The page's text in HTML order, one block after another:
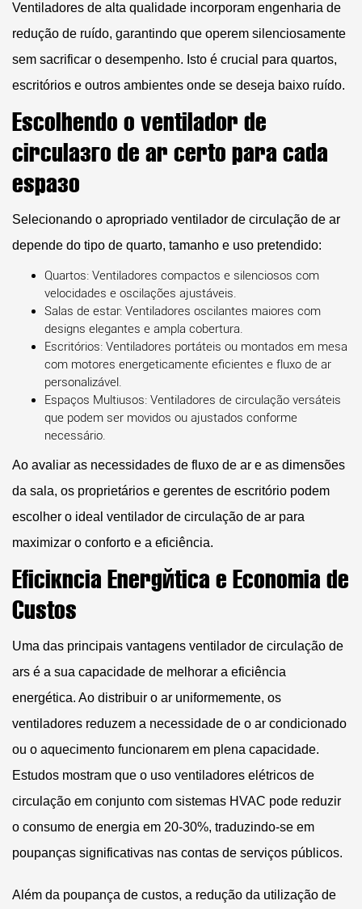
Ventiladores de alta qualidade incorporam engenharia de
redução de ruído, garantindo que operem silenciosamente
sem sacrificar o desempenho. Isto é crucial para quartos,
escritórios e outros ambientes onde se deseja baixo ruído.
Escolhendo o ventilador de
circulação de ar certo para cada
espaço
Selecionando o apropriado ventilador de circulação de ar
depende do tipo de quarto, tamanho e uso pretendido:
Quartos: Ventiladores compactos e silenciosos com
velocidades e oscilações ajustáveis.
Salas de estar: Ventiladores oscilantes maiores com
designs elegantes e ampla cobertura.
Escritórios: Ventiladores portáteis ou montados em mesa
com motores energeticamente eficientes e fluxo de ar
personalizável.
Espaços Multiusos: Ventiladores de circulação versáteis
que podem ser movidos ou ajustados conforme
necessário.
Ao avaliar as necessidades de fluxo de ar e as dimensões
da sala, os proprietários e gerentes de escritório podem
escolher o ideal ventilador de circulação de ar para
maximizar o conforto e a eficiência.
Eficiência Energética e Economia de
Custos
Uma das principais vantagens ventilador de circulação de
ars é a sua capacidade de melhorar a eficiência
energética. Ao distribuir o ar uniformemente, os
ventiladores reduzem a necessidade de o ar condicionado
ou o aquecimento funcionarem em plena capacidade.
Estudos mostram que o uso ventiladores elétricos de
circulação em conjunto com sistemas HVAC pode reduzir
o consumo de energia em 20-30%, traduzindo-se em
poupanças significativas nas contas de serviços públicos.
Além da poupança de custos, a redução da utilização de